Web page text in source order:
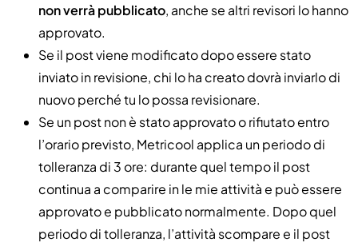
non verrà pubblicato, anche se altri revisori lo hanno
approvato.
Se il post viene modificato dopo essere stato
inviato in revisione, chi lo ha creato dovrà inviarlo di
nuovo perché tu lo possa revisionare.
Se un post non è stato approvato o rifiutato entro
l’orario previsto, Metricool applica un periodo di
tolleranza di 3 ore: durante quel tempo il post
continua a comparire in le mie attività e può essere
approvato e pubblicato normalmente. Dopo quel
periodo di tolleranza, l’attività scompare e il post